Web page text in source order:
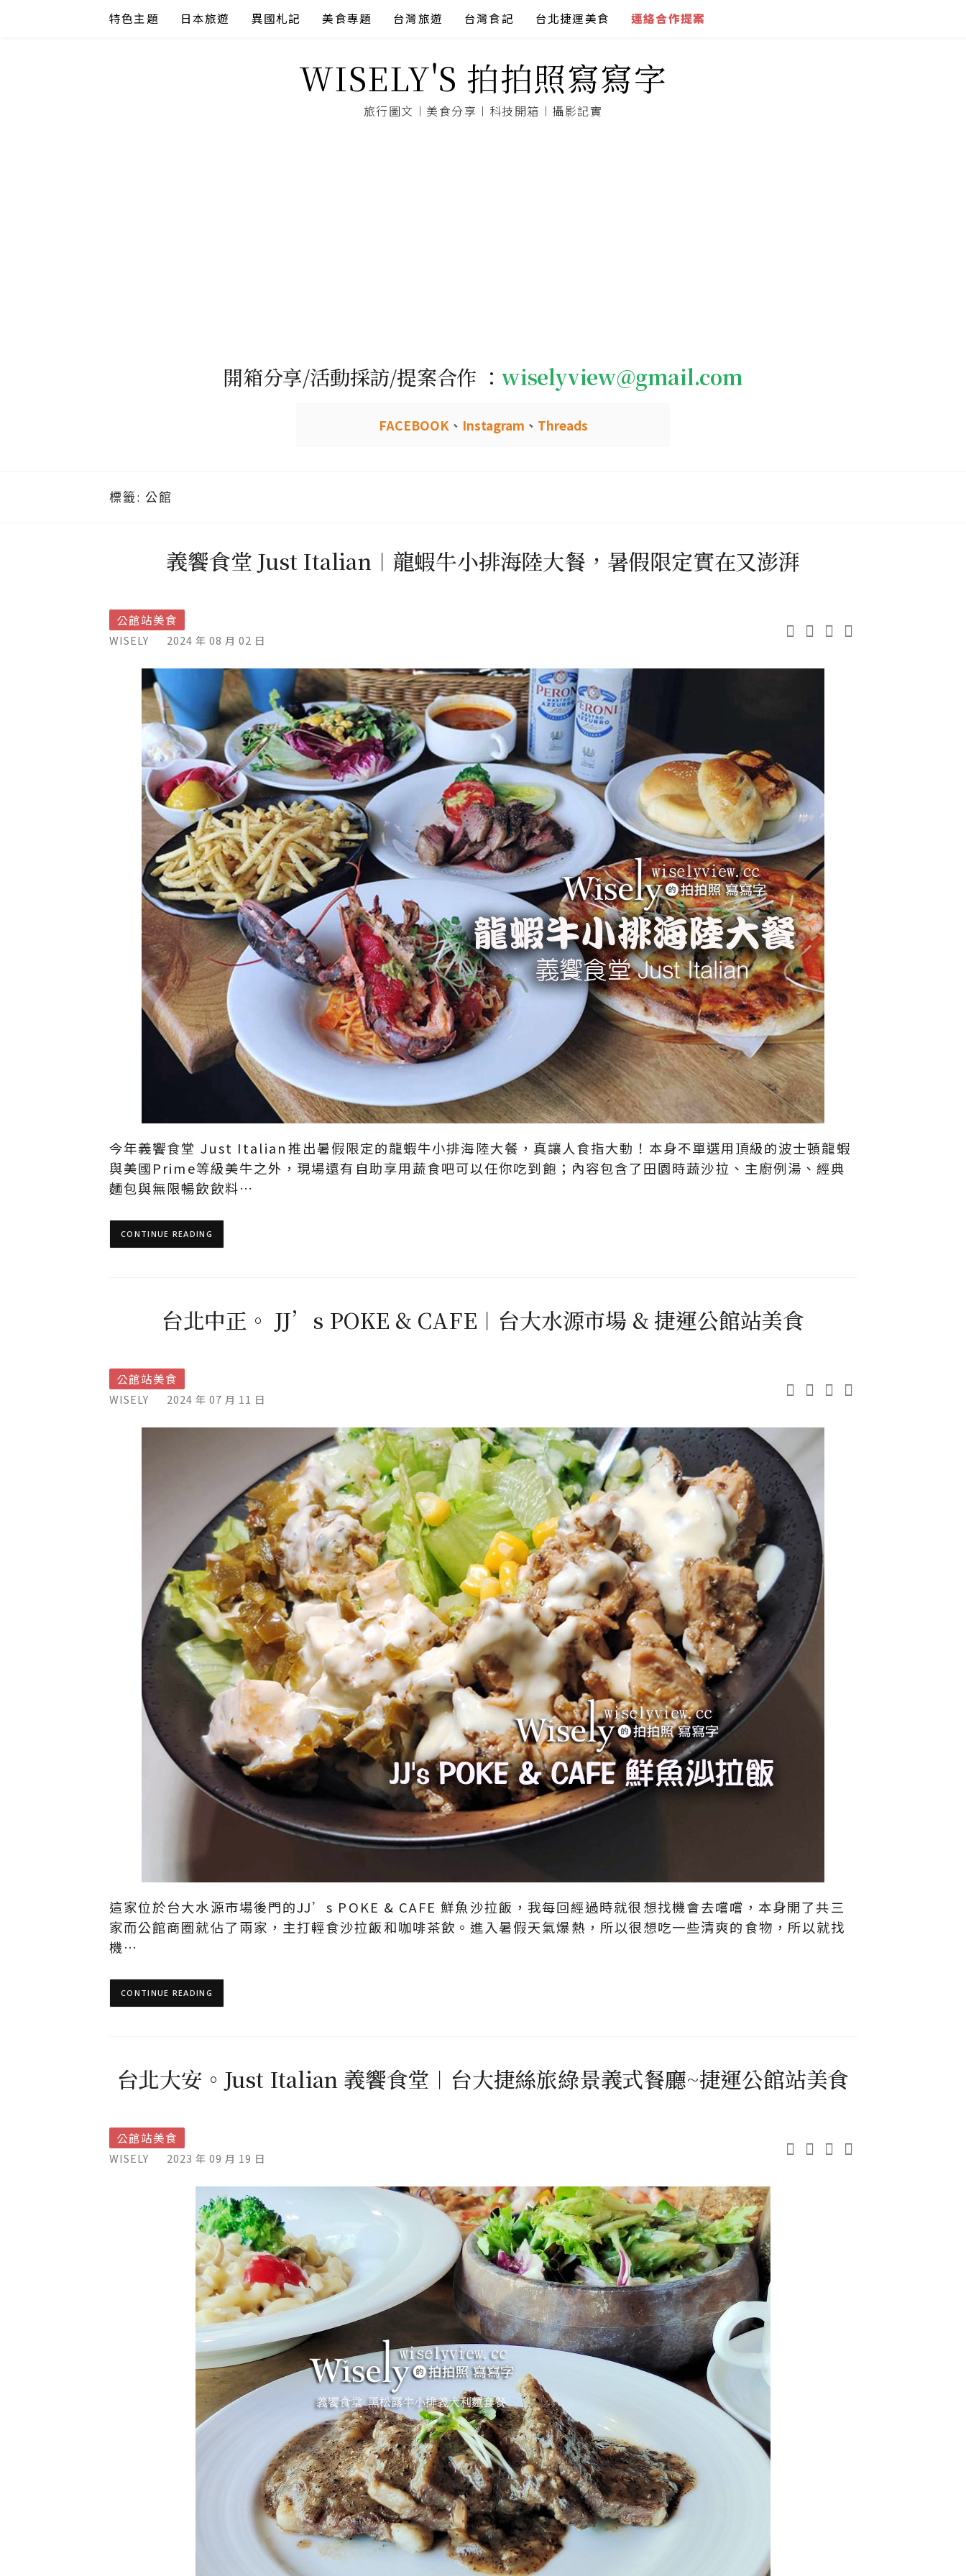
特色主題 日本旅遊 異國札記 美食專題 台灣旅遊 台灣食記 台北捷運美食 連絡合作提案
WISELY'S 拍拍照寫寫字
旅行圖文︱美食分享︱科技開箱︱攝影記實
開箱分享/活動採訪/提案合作 ： wiselyview@gmail.com
FACEBOOK、 Instagram 、 Threads
標籤: 公館
義饗食堂 Just Italian︱龍蝦牛小排海陸大餐，暑假限定實在又澎湃
公館站美食
WISELY 2024 年 08 月 02 日
今年義饗食堂 Just Italian推出暑假限定的龍蝦牛小排海陸大餐，真讓人食指大動！本身不單選用頂級的波士頓龍蝦
與美國Prime等級美牛之外，現場還有自助享用蔬食吧可以任你吃到飽；內容包含了田園時蔬沙拉、主廚例湯、經典
麵包與無限暢飲飲料…
CONTINUE READING
台北中正。 JJ’s POKE & CAFE︱台大水源市場 & 捷運公館站美食
公館站美食
WISELY 2024 年 07 月 11 日
這家位於台大水源市場後門的JJ’s POKE & CAFE 鮮魚沙拉飯，我每回經過時就很想找機會去嚐嚐，本身開了共三
家而公館商圈就佔了兩家，主打輕食沙拉飯和咖啡茶飲。進入暑假天氣爆熱，所以很想吃一些清爽的食物，所以就找
機…
CONTINUE READING
台北大安。Just Italian 義饗食堂︱台大捷絲旅綠景義式餐廳~捷運公館站美食
公館站美食
WISELY 2023 年 09 月 19 日